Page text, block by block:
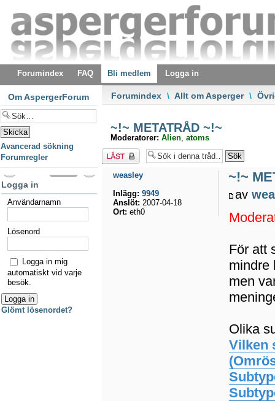
Forumindex FAQ Bli medlem Logga in
Forumindex \ Allt om Asperger \
~!~ METATRÅD ~!~
Moderatorer: Alien, atoms
Tråden
låst
~!~
av
För att
mindre
men
Olika
Vilken
weasley
Inlägg: 9949
Anslöt: 2007-04-18
Ort: eth0
Om AspergerForum
Avancerad sökning
Forumregler
Logga in
Användarnamn
Lösenord
Logga in mig
automatiskt vid varje
besök.
Glömt lösenordet?